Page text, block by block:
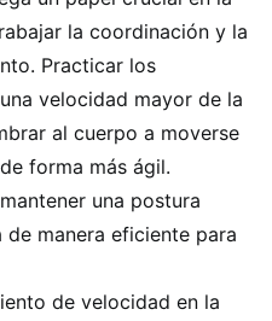
la coordinación y la
Practicar los
velocidad mayor de la
al cuerpo a moverse
forma más ágil.
una postura
manera eficiente para
de velocidad en la